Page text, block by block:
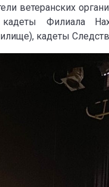
ветеранских
кадеты Филиала
кадеты